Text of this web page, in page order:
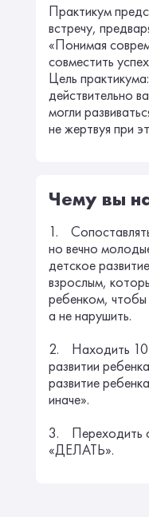
Практикум
встречу,
«Понимая
совместить
Цель
действительно
могли
не жертвуя при
Чему вы
1.
но вечно
детское
взрослым,
ребенком,
а не нарушить.
2. Находить 10
развитии
развитие
иначе».
3.
«ДЕЛАТЬ».